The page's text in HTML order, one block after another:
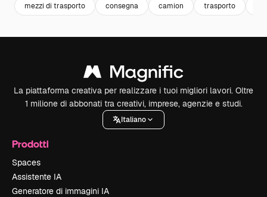
mezzi di trasporto consegna camion trasporto
La piattaforma creativa per realizzare i tuoi migliori lavori. Oltre
1 milione di abbonati tra creativi, imprese, agenzie e studi.
Italiano
Prodotti
Spaces
Assistente IA
Generatore di immagini IA